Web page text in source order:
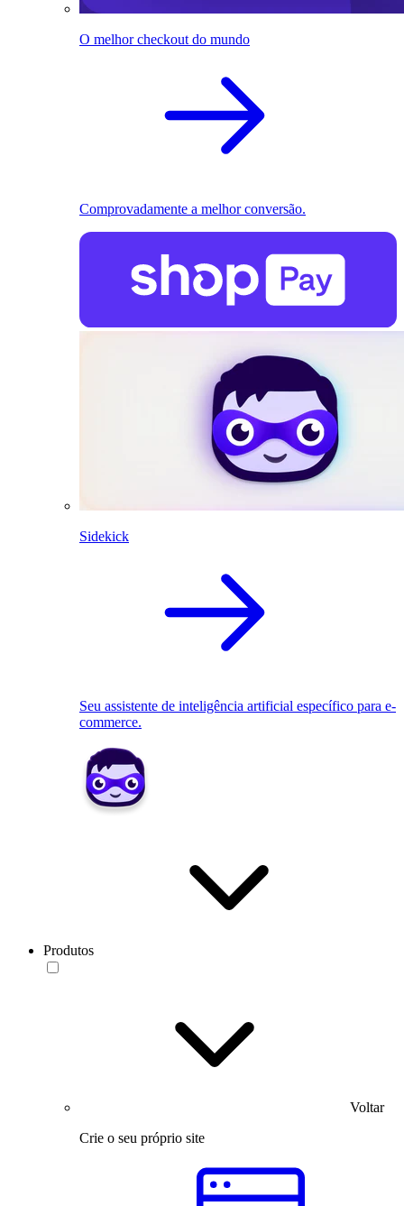
O melhor checkout do mundo
Comprovadamente a melhor conversão.
Sidekick
Seu assistente de inteligência artificial específico para e-
commerce.
Produtos
Voltar
Crie o seu próprio site